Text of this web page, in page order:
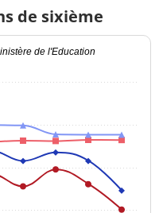
de sixième
de l'Education